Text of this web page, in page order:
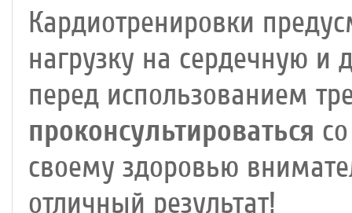
Кардиотренировки
нагрузку на сердечную и
перед использованием
проконсультироваться
своему здоровью
отличный результат!